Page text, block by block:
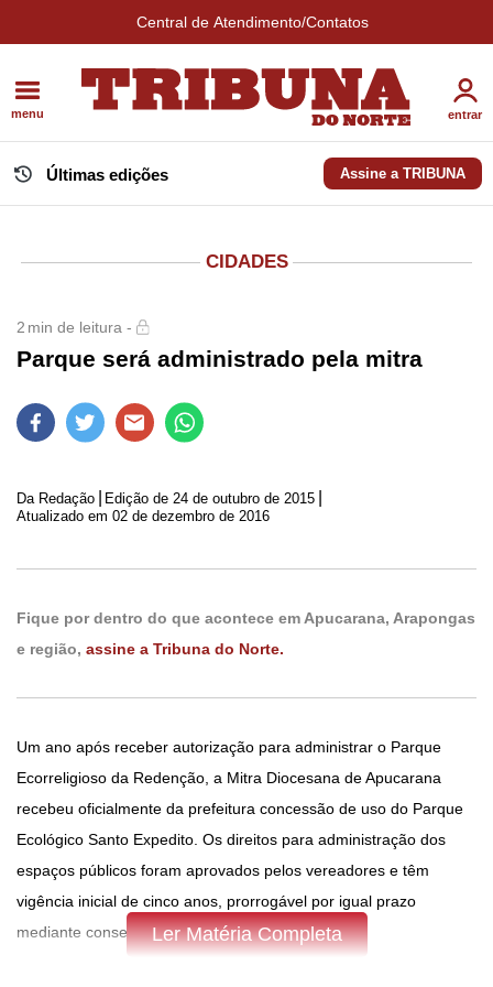
Central de Atendimento/Contatos
menu entrar
Últimas edições Assine a TRIBUNA
CIDADES
2 min de leitura -
Parque será administrado pela mitra
Da Redação Edição de 24 de outubro de 2015
Atualizado em 02 de dezembro de 2016
Fique por dentro do que acontece em Apucarana, Arapongas
e região, assine a Tribuna do Norte.
Um ano após receber autorização para administrar o Parque
Ecorreligioso da Redenção, a Mitra Diocesana de Apucarana
recebeu oficialmente da prefeitura concessão de uso do Parque
Ecológico Santo Expedito. Os direitos para administração dos
espaços públicos foram aprovados pelos vereadores e têm
vigência inicial de cinco anos, prorrogável por igual prazo
mediante consenso entre as partes.
Ler Matéria Completa